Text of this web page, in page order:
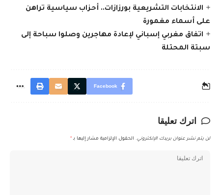
الانتخابات التشريعية بورزازات.. أحزاب سياسية تراهن
على أسماء مغمورة
اتفاق مغربي إسباني لإعادة مهاجرين وصلوا سباحة إلى
سبتة المحتلة
Facebook
اترك تعليقا
لن يتم نشر عنوان بريدك الإلكتروني. الحقول الإلزامية مشار إليها بـ *